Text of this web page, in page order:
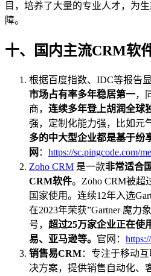
目，培养了大量的专业人才，为
障。
十、国内主流CRM软
根据百度指数、IDC等报告显
市场占有率多年稳居第一，
商， 连续多年登上胡润全球
强，定制化能力强，比如元
多的中大型企业都是基于纷
网 ： https://sc.pingcode.com/
Zoho CRM 是一款非常适合
CRM软件。Zoho CRM被超
国家使用。连续12年入选
在2023年荣获”Gartner 魔力
号， 超过25万家企业正在使
易、亚马逊等。 官网：
销售易CRM：专注于移动
决方案，提供销售自动化、